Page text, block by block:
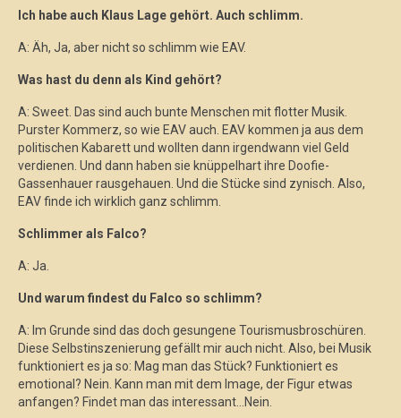
Ich habe auch Klaus Lage gehört. Auch schlimm.
A: Äh, Ja, aber nicht so schlimm wie EAV.
Was hast du denn als Kind gehört?
A: Sweet. Das sind auch bunte Menschen mit flotter Musik.
Purster Kommerz, so wie EAV auch. EAV kommen ja aus dem
politischen Kabarett und wollten dann irgendwann viel Geld
verdienen. Und dann haben sie knüppelhart ihre Doofie-
Gassenhauer rausgehauen. Und die Stücke sind zynisch. Also,
EAV finde ich wirklich ganz schlimm.
Schlimmer als Falco?
A: Ja.
Und warum findest du Falco so schlimm?
A: Im Grunde sind das doch gesungene Tourismusbroschüren.
Diese Selbstinszenierung gefällt mir auch nicht. Also, bei Musik
funktioniert es ja so: Mag man das Stück? Funktioniert es
emotional? Nein. Kann man mit dem Image, der Figur etwas
anfangen? Findet man das interessant…Nein.